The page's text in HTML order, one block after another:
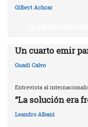
Gilbert Achcar
Un cuarto emir
Guadi Calvo
Entrevista al
“La solución era
Leandro Albani